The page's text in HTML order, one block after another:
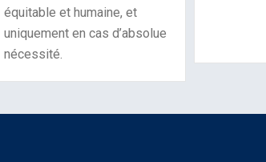
équitable et humaine, et
uniquement en cas d’absolue
nécessité.